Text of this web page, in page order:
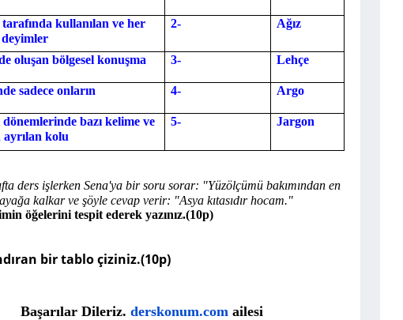
kullanılan ve her
deyimler
2- Ağız
oluşan bölgesel konuşma
3- Lehçe
sadece onların
4- Argo
bazı kelime ve
ayrılan kolu
5- Jargon
ders işlerken Sena'ya bir soru sorar: "Yüzölçümü bakımından en
kalkar ve şöyle cevap verir: "Asya kıtasıdır hocam."
öğelerini tespit ederek yazınız.(10p)
bir tablo çiziniz.(10p)
Başarılar Dileriz. derskonum.com ailesi